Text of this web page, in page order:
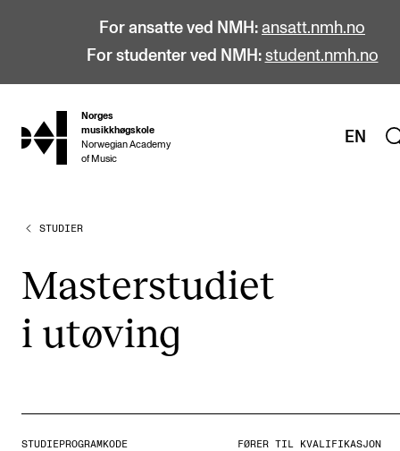
For ansatte ved NMH: ansatt.nmh.no
For studenter ved NMH: student.nmh.no
hjem
Norges
musikkhøgskole
Norwegian Academy
of Music
EN
STUDIER
Bachelor
Master
STUDIER
Mas­ter­stu­di­et
i utøving
STUDIEPROGRAMKODE FØRER TIL KVALIFIKASJON